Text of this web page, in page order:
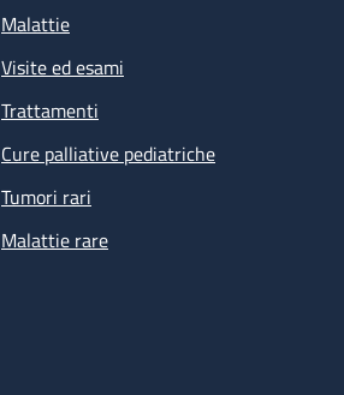
Malattie
Visite ed esami
Trattamenti
Cure palliative pediatriche
Tumori rari
Malattie rare